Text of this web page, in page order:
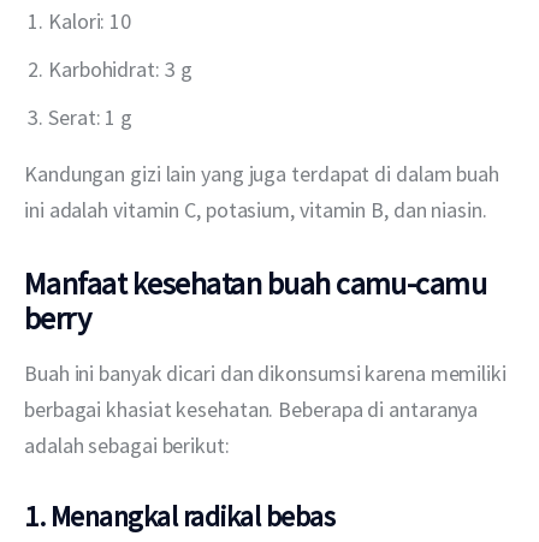
Kalori: 10
Karbohidrat: 3 g
Serat: 1 g
Kandungan gizi lain yang juga terdapat di dalam buah
ini adalah vitamin C, potasium, vitamin B, dan niasin.
Manfaat kesehatan buah camu-camu
berry
Buah ini banyak dicari dan dikonsumsi karena memiliki
berbagai khasiat kesehatan. Beberapa di antaranya
adalah sebagai berikut:
1. Menangkal radikal bebas